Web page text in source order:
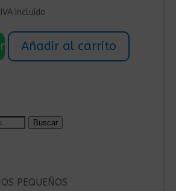
actual
IVA Incluído
Añadir al carrito
Buscar
PEQUEÑOS